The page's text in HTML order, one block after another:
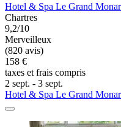
Hotel & Spa Le Grand
Chartres
9,2/10
Merveilleux
(820 avis)
158 €
taxes et frais compris
2 sept. - 3 sept.
Hotel & Spa Le Grand